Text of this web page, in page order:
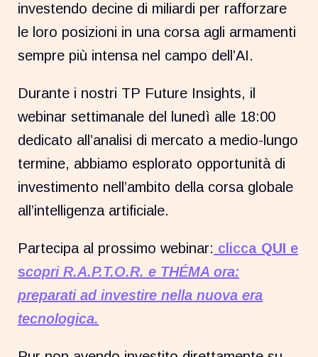
investendo decine di miliardi per rafforzare
le loro posizioni in una corsa agli armamenti
sempre più intensa nel campo dell’AI.
Durante i nostri TP Future Insights, il
webinar settimanale del lunedì alle 18:00
dedicato all’analisi di mercato a medio-lungo
termine, abbiamo esplorato opportunità di
investimento nell’ambito della corsa globale
all’intelligenza artificiale.
Partecipa al prossimo webinar: clicca QUI e
scopri R.A.P.T.O.R. e THÉMA ora:
preparati ad investire nella nuova era
tecnologica.